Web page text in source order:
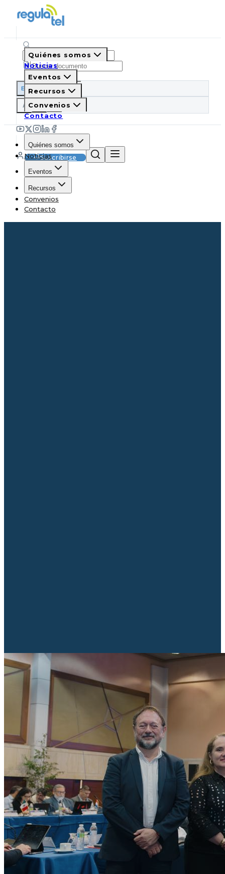
ES IT
A A A
Suscribirse
Quiénes somos
Noticias
Eventos
Recursos
Convenios
Contacto
Quiénes somos
Noticias
Eventos
Recursos
Convenios
Contacto